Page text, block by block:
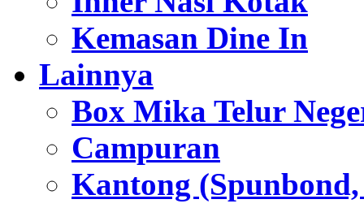
Kemasan Dine In
Lainnya
Box Mika Telur
Campuran
Kantong